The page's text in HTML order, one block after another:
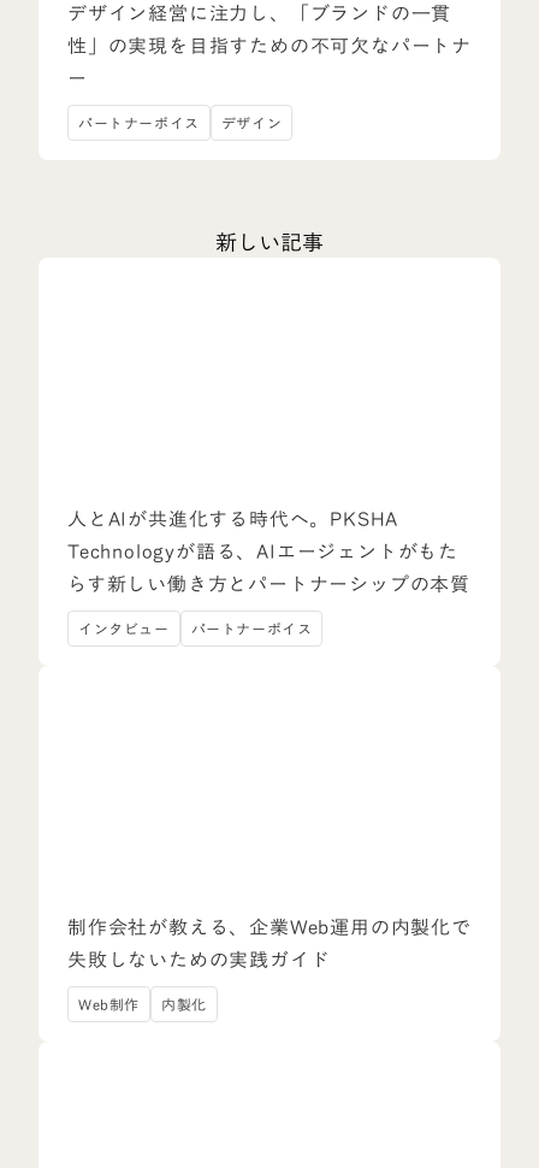
デザイン経営に注力し、「ブランドの一貫
性」の実現を目指すための不可欠なパートナ
ー
パートナーボイス デザイン
新しい記事
人とAIが共進化する時代へ。PKSHA
Technologyが語る、AIエージェントがもた
らす新しい働き方とパートナーシップの本質
インタビュー パートナーボイス
制作会社が教える、企業Web運用の内製化で
失敗しないための実践ガイド
Web制作 内製化